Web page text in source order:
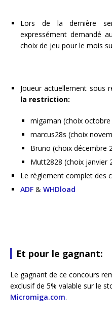
Lors de la dernière
expressément demandé
choix de jeu pour le mois
Joueur actuellement sous
la restriction:
migaman (choix octobre
marcus28s (choix
Bruno (choix décembre
Mutt2828 (choix janvier
Le règlement complet des
ADF & WHDload
Et pour le gagnant:
Le gagnant de ce concours
exclusif de 5% valable sur le
Micromiga.com.